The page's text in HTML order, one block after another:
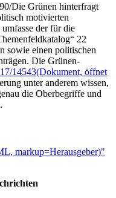
Die Grünen hinterfragt
motivierten
der für die
22
sowie einen politischen
Die Grünen-
17/14543(Dokument, öffnet
unter anderem wissen,
die Oberbegriffe und
markup=Herausgeber)"